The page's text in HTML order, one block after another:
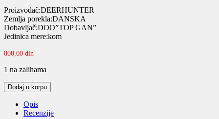
Proizvođač:DEERHUNTER
Zemlja porekla:DANSKA
Dobavljač:DOO”TOP GAN”
Jedinica mere:kom
800,00 din
1 na zalihama
Lovački
Prsluk
Deerhunter
4645
Dodaj u korpu
Opis
Recenzije